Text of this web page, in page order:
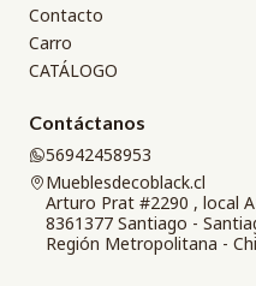
Contacto
Carro
CATÁLOGO
Contáctanos
56942458953
Mueblesdecoblack.cl
Arturo Prat #2290 , local
8361377 Santiago -
Región Metropolitana -